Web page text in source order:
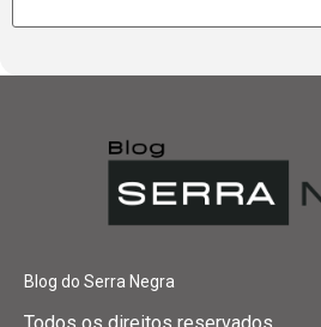
Blog do Serra Negra